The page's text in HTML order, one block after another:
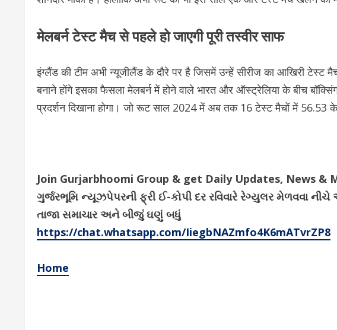
मेलबर्न टेस्ट मैच से पहले हो जाएगी पूरी तस्वीर साफ
इंग्लैंड की टीम अभी न्यूजीलैंड के दौरे पर है जिसमें उन्हें सीरीज का आखिरी
बनाने होंगे इसका फैसला मेलबर्न में होने वाले भारत और ऑस्ट्रेलिया के बीच
प्रदर्शन दिखाना होगा। जो रूट साल 2024 में अब तक 16 टेस्ट मैचों में
Join Gurjarbhoomi Group & get Daily Updates, News &
ગુર્જરભૂમિ ન્યૂઝપેપરની ફ્રી ઈ-કોપી દર રવિવારે રેગ્યુલર મેળવવા
તાજા સમાચાર અને બીજું ઘણું બધું
https://chat.whatsapp.com/IiegbNAZmfo4K6mATvrZP8
Home